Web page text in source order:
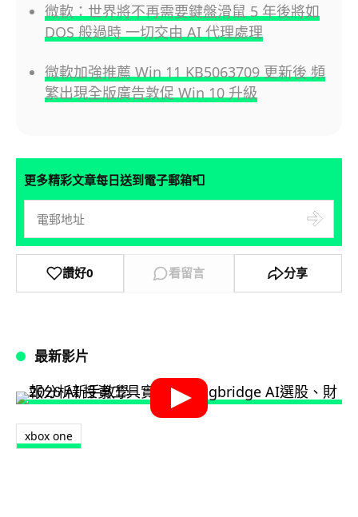
微軟：世界將不再需要鍵盤滑鼠 5 年後將如
DOS 般過時 一切交由 AI 代理處理
微軟加強推薦 Win 11 KB5063709 更新後 頻
繁出現全版廣告敦促 Win 10 升級
更多精彩文章每日送到電子郵箱📮
讚好0 看留言 分享
最新影片
xbox one